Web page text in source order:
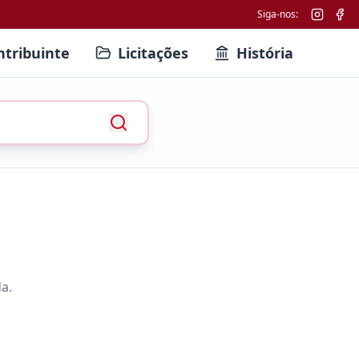
Siga-nos:
Licitações História